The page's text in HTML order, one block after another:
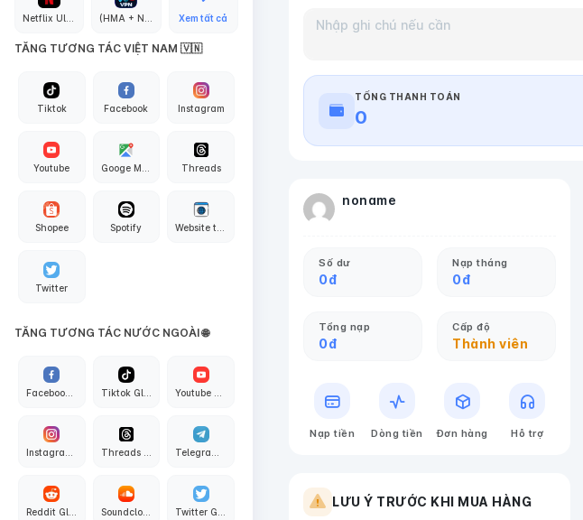
Xem tất cả
TĂNG TƯƠNG TÁC VIỆT NAM 🇻🇳
Tiktok Facebook Instagram
Youtube Threads
Shopee Spotify
Twitter
TĂNG TƯƠNG TÁC NƯỚC NGOÀI 🌐
Soundcloud Global
TỔNG THANH TOÁN
0
noname
Số dư
0đ
Nạp tháng
0đ
Tổng nạp
0đ
Cấp độ
Thành viên
Nạp tiền Dòng tiền Đơn hàng Hỗ trợ
LƯU Ý TRƯỚC KHI MUA HÀNG